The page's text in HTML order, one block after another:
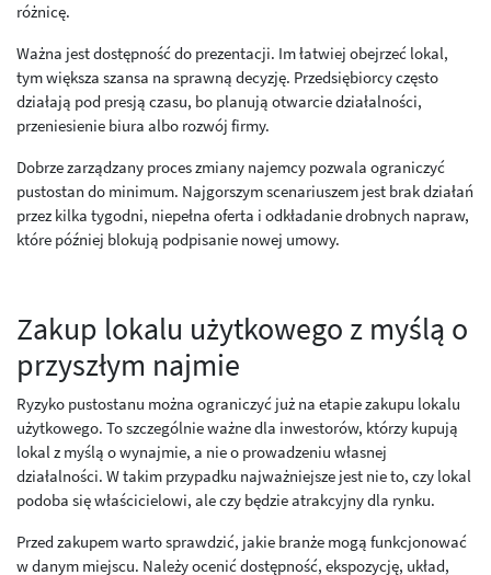
różnicę.
Ważna jest dostępność do prezentacji. Im łatwiej obejrzeć lokal,
tym większa szansa na sprawną decyzję. Przedsiębiorcy często
działają pod presją czasu, bo planują otwarcie działalności,
przeniesienie biura albo rozwój firmy.
Dobrze zarządzany proces zmiany najemcy pozwala ograniczyć
pustostan do minimum. Najgorszym scenariuszem jest brak działań
przez kilka tygodni, niepełna oferta i odkładanie drobnych napraw,
które później blokują podpisanie nowej umowy.
Zakup lokalu użytkowego z myślą o
przyszłym najmie
Ryzyko pustostanu można ograniczyć już na etapie zakupu lokalu
użytkowego. To szczególnie ważne dla inwestorów, którzy kupują
lokal z myślą o wynajmie, a nie o prowadzeniu własnej
działalności. W takim przypadku najważniejsze jest nie to, czy lokal
podoba się właścicielowi, ale czy będzie atrakcyjny dla rynku.
Przed zakupem warto sprawdzić, jakie branże mogą funkcjonować
w danym miejscu. Należy ocenić dostępność, ekspozycję, układ,